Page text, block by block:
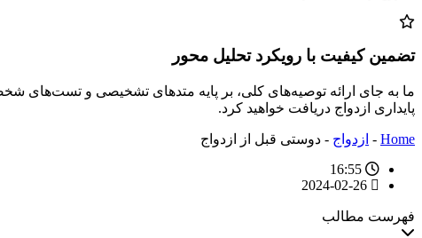
تضمین کیفیت با رویکرد تحلیل محور
ما به جای ارائه توصیه‌های کلی، بر پایه متدهای تشخیصی و تست‌های
پایداری ازدواج دریافت خواهید کرد.
Home
- ازدواج - دوستی قبل از ازدواج
16:55
2024-02-26
فهرست مطالب